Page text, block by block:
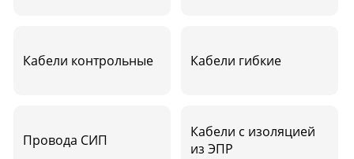
Кабели контрольные Кабели гибкие
Провода СИП
Кабели с изоляцией
из ЭПР